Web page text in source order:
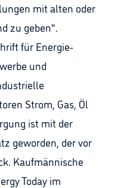
mit alten oder
zu geben".
für Energie-
und
Strom, Gas, Öl
ist mit der
geworden, der vor
Kaufmännische
Today im